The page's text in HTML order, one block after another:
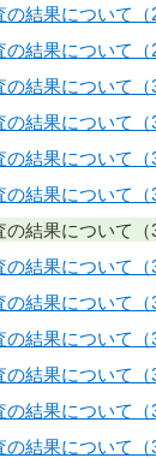
結果について（
結果について（
結果について（
結果について（
結果について（
結果について（
結果について（
結果について（
結果について（
結果について（
結果について（
結果について（
結果について（